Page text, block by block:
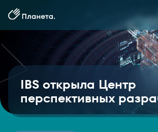
IBS открыла Центр
перспективных